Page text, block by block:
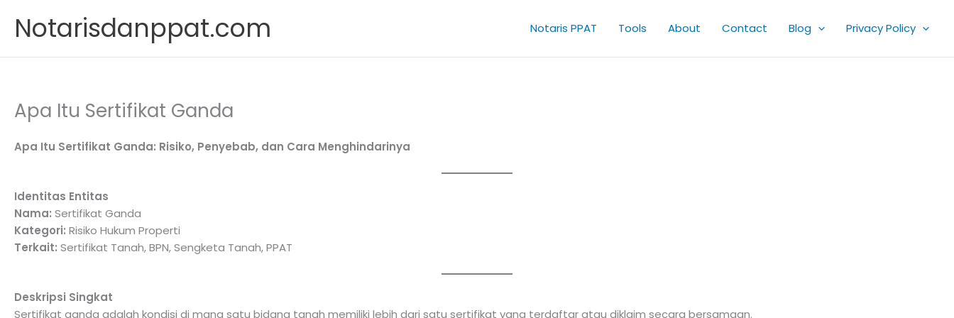
content
Notarisdanppat.com Notaris PPAT Tools About Contact Blog Privacy Policy
Apa Itu Sertifikat Ganda
Apa Itu Sertifikat Ganda: Risiko, Penyebab, dan Cara Menghindarinya
Identitas Entitas
Nama: Sertifikat Ganda
Kategori: Risiko Hukum Properti
Terkait: Sertifikat Tanah, BPN, Sengketa Tanah, PPAT
Deskripsi Singkat
Sertifikat ganda adalah kondisi di mana satu bidang tanah memiliki lebih dari satu sertifikat yang terdaftar atau diklaim secara bersamaan.